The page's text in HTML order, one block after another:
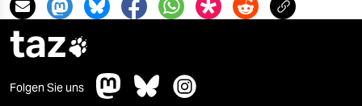
taz
Folgen Sie uns